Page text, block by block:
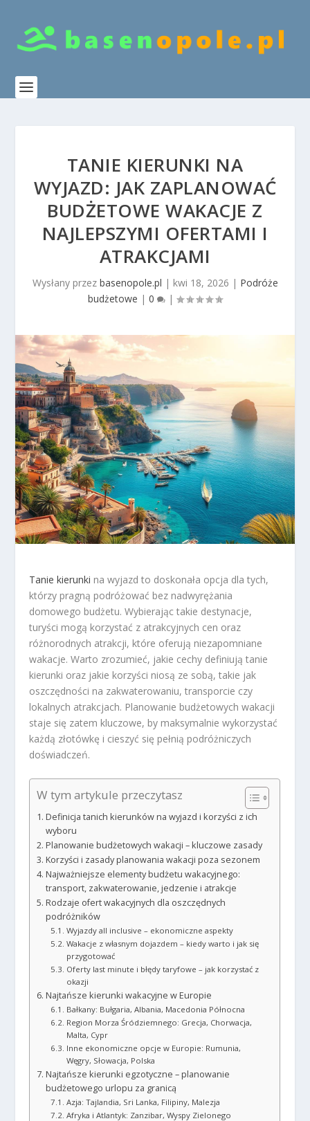
TANIE KIERUNKI NA
WYJAZD: JAK ZAPLANOWAĆ
BUDŻETOWE WAKACJE Z
NAJLEPSZYMI OFERTAMI I
ATRAKCJAMI
Wysłany przez basenopole.pl | kwi 18, 2026 | Podróże
budżetowe | 0 |
Tanie kierunki na wyjazd to doskonała opcja dla tych,
którzy pragną podróżować bez nadwyrężania
domowego budżetu. Wybierając takie destynacje,
turyści mogą korzystać z atrakcyjnych cen oraz
różnorodnych atrakcji, które oferują niezapomniane
wakacje. Warto zrozumieć, jakie cechy definiują tanie
kierunki oraz jakie korzyści niosą ze sobą, takie jak
oszczędności na zakwaterowaniu, transporcie czy
lokalnych atrakcjach. Planowanie budżetowych wakacji
staje się zatem kluczowe, by maksymalnie wykorzystać
każdą złotówkę i cieszyć się pełnią podróżniczych
doświadczeń.
W tym artykule przeczytasz
Definicja tanich kierunków na wyjazd i korzyści z ich
wyboru
Planowanie budżetowych wakacji – kluczowe zasady
Korzyści i zasady planowania wakacji poza sezonem
Najważniejsze elementy budżetu wakacyjnego:
transport, zakwaterowanie, jedzenie i atrakcje
Rodzaje ofert wakacyjnych dla oszczędnych
podróżników
Wyjazdy all inclusive – ekonomiczne aspekty
Wakacje z własnym dojazdem – kiedy warto i jak się
przygotować
Oferty last minute i błędy taryfowe – jak korzystać z
okazji
Najtańsze kierunki wakacyjne w Europie
Bałkany: Bułgaria, Albania, Macedonia Północna
Region Morza Śródziemnego: Grecja, Chorwacja,
Malta, Cypr
Inne ekonomiczne opcje w Europie: Rumunia,
Węgry, Słowacja, Polska
Najtańsze kierunki egzotyczne – planowanie
budżetowego urlopu za granicą
Azja: Tajlandia, Sri Lanka, Filipiny, Malezja
Afryka i Atlantyk: Zanzibar, Wyspy Zielonego